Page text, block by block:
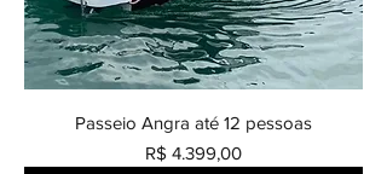
Passeio Angra até 12 pessoas
Preço
R$ 4.399,00